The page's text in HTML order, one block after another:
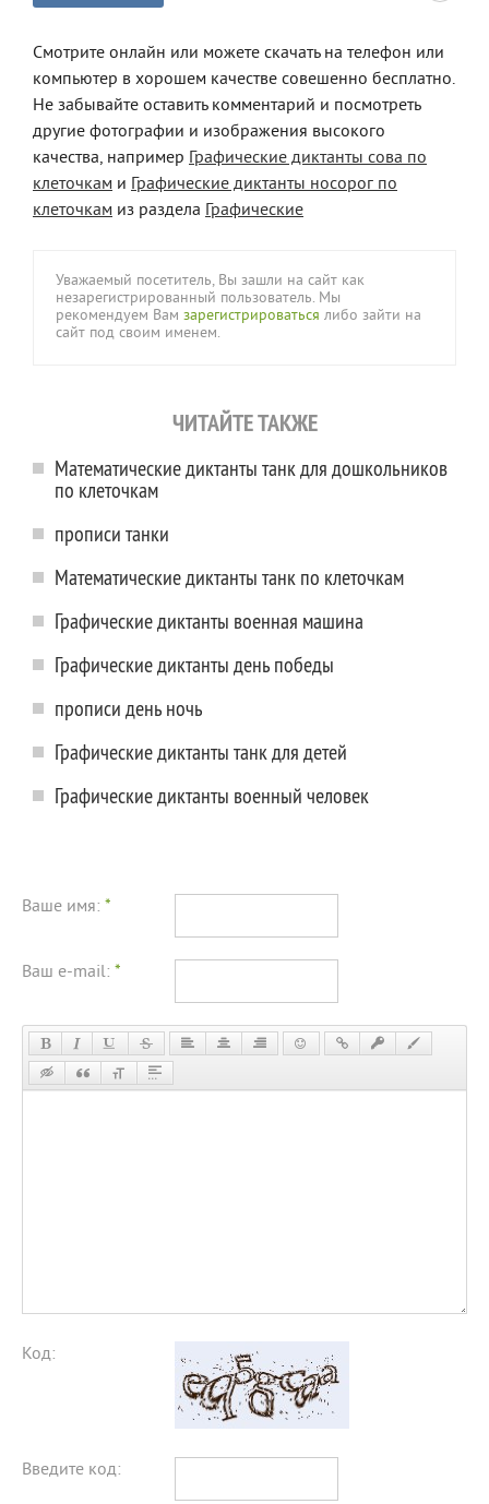
Смотрите онлайн или можете скачать на телефон или
компьютер в хорошем качестве совешенно бесплатно.
Не забывайте оставить комментарий и посмотреть
другие фотографии и изображения высокого
качества, например Графические диктанты сова по
клеточкам и Графические диктанты носорог по
клеточкам из раздела Графические
Уважаемый посетитель, Вы зашли на сайт как
незарегистрированный пользователь. Мы
рекомендуем Вам зарегистрироваться либо зайти на
сайт под своим именем.
ЧИТАЙТЕ ТАКЖЕ
Математические диктанты танк для дошкольников
по клеточкам
прописи танки
Математические диктанты танк по клеточкам
Графические диктанты военная машина
Графические диктанты день победы
прописи день ночь
Графические диктанты танк для детей
Графические диктанты военный человек
Ваше имя: *
Ваш e-mail: *
Код:
Введите код: